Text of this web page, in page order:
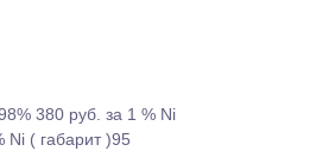
380 руб. за 1 % Ni
Ni ( габарит )95